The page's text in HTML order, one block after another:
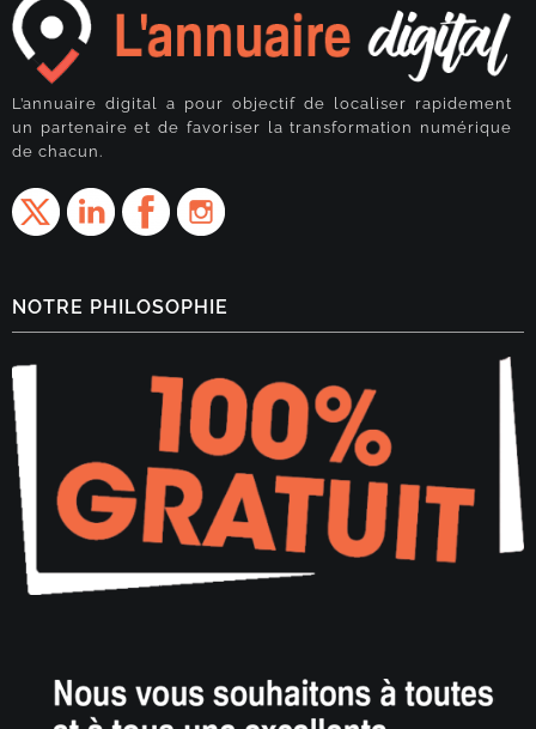
L’annuaire digital a pour objectif de localiser rapidement
un partenaire et de favoriser la transformation numérique
de chacun.
NOTRE PHILOSOPHIE